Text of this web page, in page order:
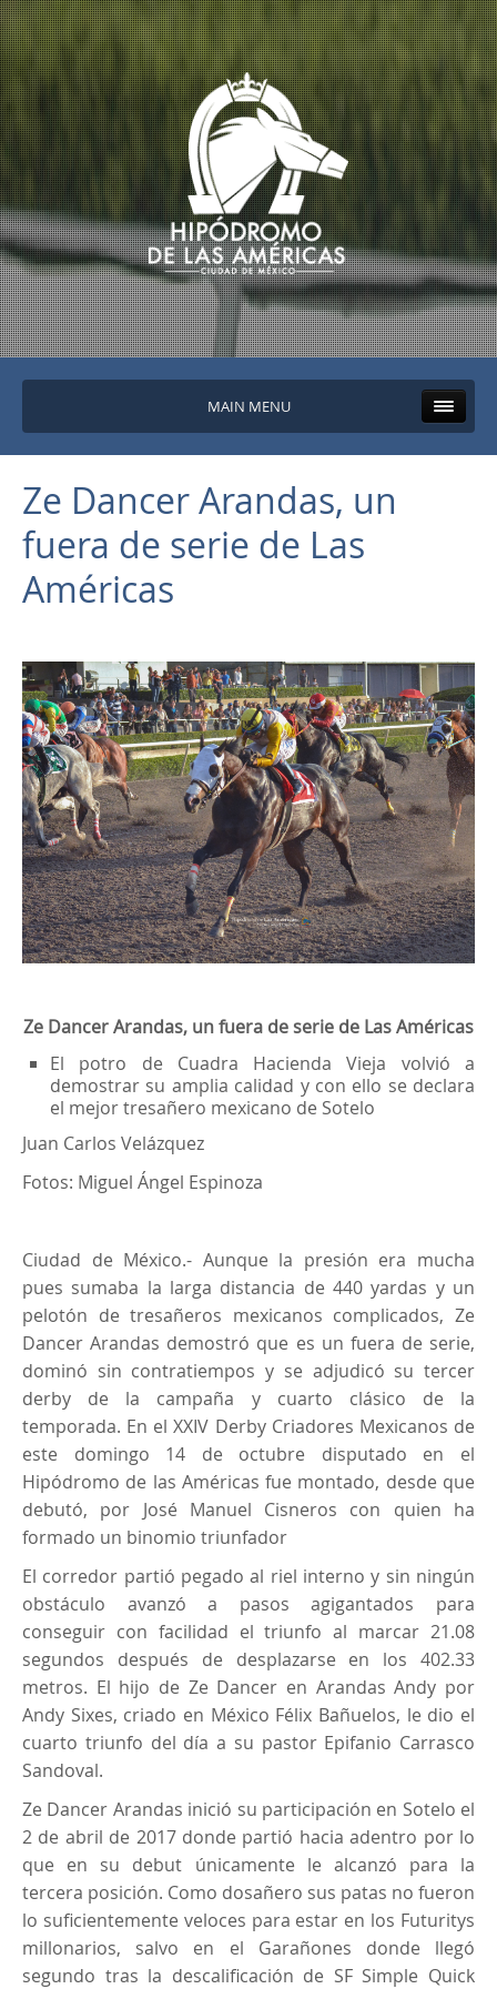
MAIN MENU
Ze Dancer Arandas, un
fuera de serie de Las
Américas
Ze Dancer Arandas, un fuera de serie de Las Américas
El potro de Cuadra Hacienda Vieja volvió a
demostrar su amplia calidad y con ello se declara
el mejor tresañero mexicano de Sotelo
Juan Carlos Velázquez
Fotos: Miguel Ángel Espinoza
Ciudad de México.- Aunque la presión era mucha
pues sumaba la larga distancia de 440 yardas y un
pelotón de tresañeros mexicanos complicados, Ze
Dancer Arandas demostró que es un fuera de serie,
dominó sin contratiempos y se adjudicó su tercer
derby de la campaña y cuarto clásico de la
temporada. En el XXIV Derby Criadores Mexicanos de
este domingo 14 de octubre disputado en el
Hipódromo de las Américas fue montado, desde que
debutó, por José Manuel Cisneros con quien ha
formado un binomio triunfador
El corredor partió pegado al riel interno y sin ningún
obstáculo avanzó a pasos agigantados para
conseguir con facilidad el triunfo al marcar 21.08
segundos después de desplazarse en los 402.33
metros. El hijo de Ze Dancer en Arandas Andy por
Andy Sixes, criado en México Félix Bañuelos, le dio el
cuarto triunfo del día a su pastor Epifanio Carrasco
Sandoval.
Ze Dancer Arandas inició su participación en Sotelo el
2 de abril de 2017 donde partió hacia adentro por lo
que en su debut únicamente le alcanzó para la
tercera posición. Como dosañero sus patas no fueron
lo suficientemente veloces para estar en los Futuritys
millonarios, salvo en el Garañones donde llegó
segundo tras la descalificación de SF Simple Quick